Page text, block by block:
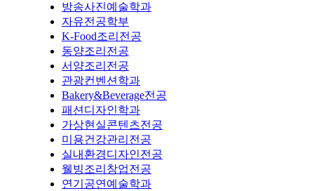
방송사진예술학과
자유전공학부
K-Food조리전공
동양조리전공
서양조리전공
관광컨벤션학과
Bakery&Beverage전공
패션디자인학과
가상현실콘텐츠전공
미용건강관리전공
실내환경디자인전공
웰빙조리창업전공
연기공연예술학과